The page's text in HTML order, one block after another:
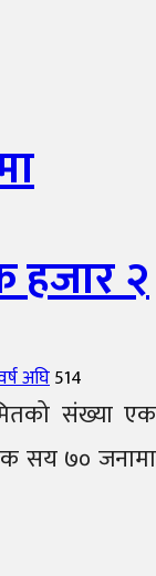
हजार २
अघि514
संख्या एक
सय ७० जनामा